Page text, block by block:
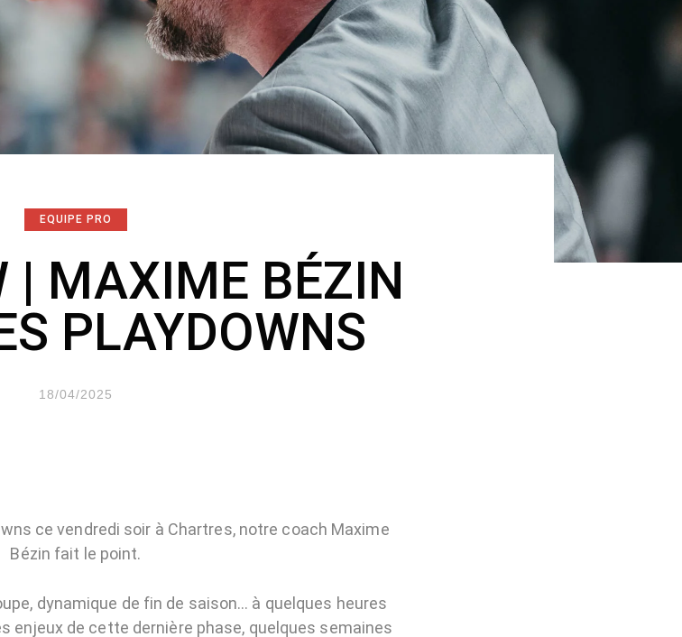
EQUIPE PRO
| MAXIME BÉZIN
PLAYDOWNS
18/04/2025
ce vendredi soir à Chartres, notre coach Maxime
Bézin fait le point.
dynamique de fin de saison… à quelques heures
enjeux de cette dernière phase, quelques semaines